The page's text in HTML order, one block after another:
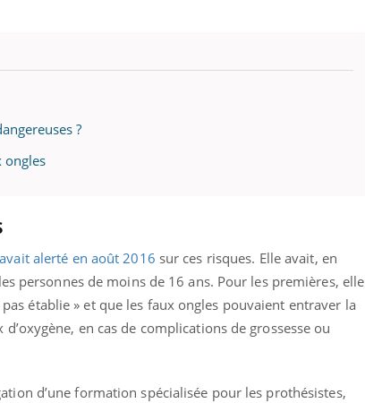
?
ongles
avait alerté en août 2016 sur ces risques. Elle avait, en
personnes de moins de 16 ans. Pour les premières, elle
établie » et que les faux ongles pouvaient entraver la
en cas de complications de grossesse ou
d’une formation spécialisée pour les prothésistes,